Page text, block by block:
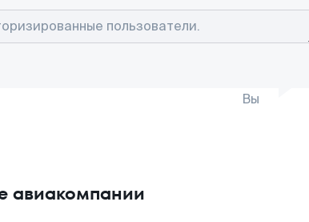
Вы
авиакомпании